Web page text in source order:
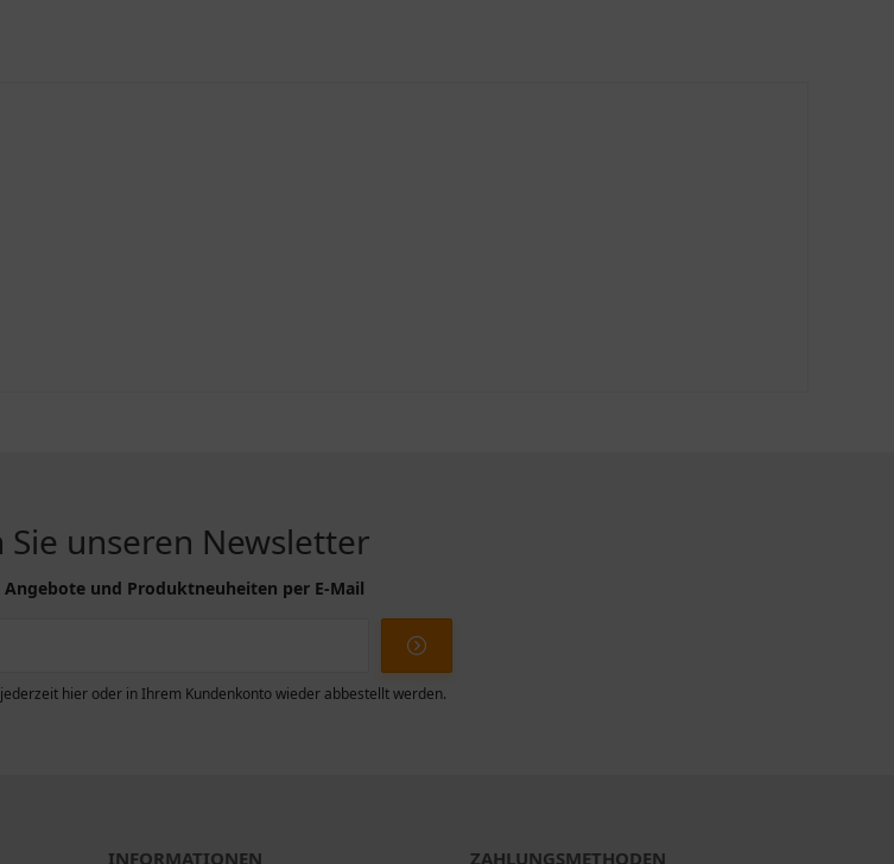
unseren Newsletter
und Produktneuheiten per E-Mail
hier oder in Ihrem Kundenkonto wieder abbestellt werden.
INFORMATIONEN ZAHLUNGSMETHODEN